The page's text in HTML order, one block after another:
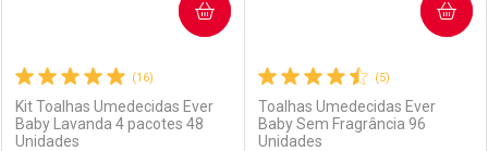
(16)
Kit Toalhas Umedecidas Ever
Baby Lavanda 4 pacotes 48
Unidades
COMPRAR
(5)
Toalhas Umedecidas Ever
Baby Sem Fragrância 96
Unidades
COMPRAR